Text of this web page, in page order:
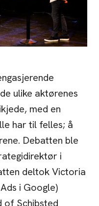
ulike aktørenes
med en
har til felles; å
Debatten ble
i
deltok Victoria
i Google)
of Schibsted